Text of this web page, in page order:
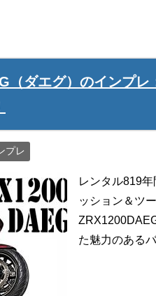
（ダエグ）のインプ
プレ
レンタル819
ッション＆ツ
た魅力のある